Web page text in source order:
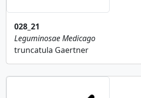
028_21
LeguminosaeMedicago
truncatula Gaertner